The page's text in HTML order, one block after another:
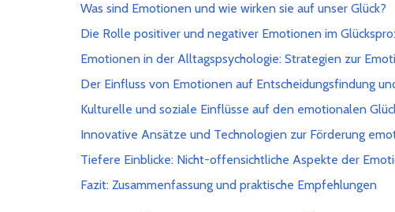
Was sind Emotionen und wie wirken sie auf unser Glück?
Die Rolle positiver und negativer Emotionen im
Emotionen in der Alltagspsychologie: Strategien zur
Der Einfluss von Emotionen auf Entscheidungsfindung
Kulturelle und soziale Einflüsse auf den emotionalen
Innovative Ansätze und Technologien zur Förderung
Tiefere Einblicke: Nicht-offensichtliche Aspekte der
Fazit: Zusammenfassung und praktische Empfehlungen